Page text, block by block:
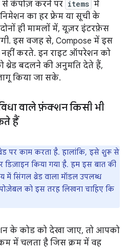
से कंपोज़ करने पर items में
का हर फ़्रेम या सूची के
ही मामलों में, यूज़र इंटरफ़ेस
इस वजह से, Compose में इस
करते. इन राइट ऑपरेशन को
थ्रेड बदलने की अनुमति देते हैं,
किया जा सके.
वाले फ़ंक्शन किसी भी
हैं
पर काम करता है. हालांकि, इसे शुरू से
डिज़ाइन किया गया है. हम इस बात की
में सिंगल थ्रेड वाला मॉडल उपलब्ध
को इस तरह लिखना चाहिए कि
के कोड को देखा जाए, तो आपको
में चलता है जिस क्रम में वह